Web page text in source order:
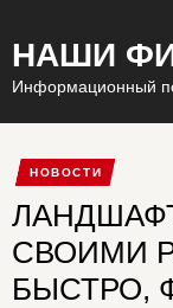
НАШИ
Информационный
НОВОСТИ
СВОИМИ
БЫСТРО,